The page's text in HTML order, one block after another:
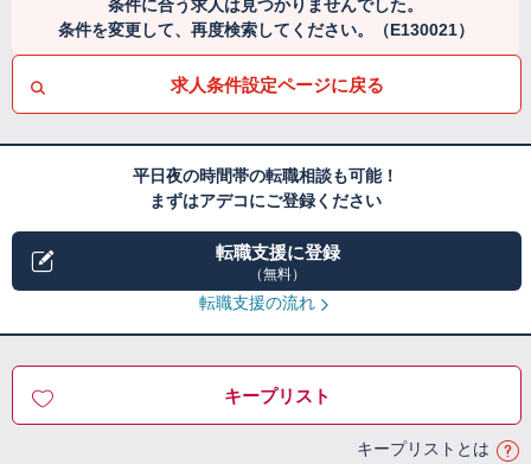
条件に合う求人は見つかりませんでした。
条件を変更して、再度検索してください。（E130021）
求人条件設定ページに戻る
平日夜の時間帯の転職相談も可能！
まずはアデコにご登録ください
転職支援に登録
（無料）
転職支援の流れ
キープリスト
キープリストとは